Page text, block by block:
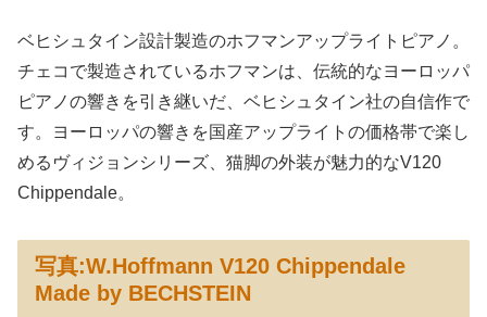
ベヒシュタイン設計製造のホフマンアップライトピアノ。
チェコで製造されているホフマンは、伝統的なヨーロッパ
ピアノの響きを引き継いだ、ベヒシュタイン社の自信作で
す。ヨーロッパの響きを国産アップライトの価格帯で楽し
めるヴィジョンシリーズ、猫脚の外装が魅力的なV120
Chippendale。
写真:W.Hoffmann V120 Chippendale
Made by BECHSTEIN